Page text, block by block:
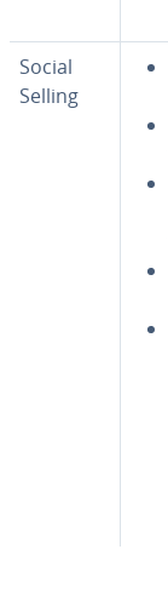
Social
Selling